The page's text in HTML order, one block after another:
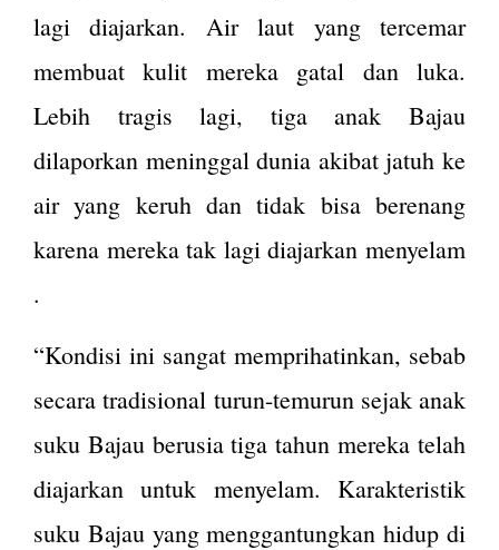
lagi diajarkan. Air laut yang tercemar
membuat kulit mereka gatal dan luka.
Lebih tragis lagi, tiga anak Bajau
dilaporkan meninggal dunia akibat jatuh ke
air yang keruh dan tidak bisa berenang
karena mereka tak lagi diajarkan menyelam​
.
“Kondisi ini sangat memprihatinkan, sebab
secara tradisional turun-temurun sejak anak
suku Bajau berusia tiga tahun mereka telah
diajarkan untuk menyelam. Karakteristik
suku Bajau yang menggantungkan hidup di